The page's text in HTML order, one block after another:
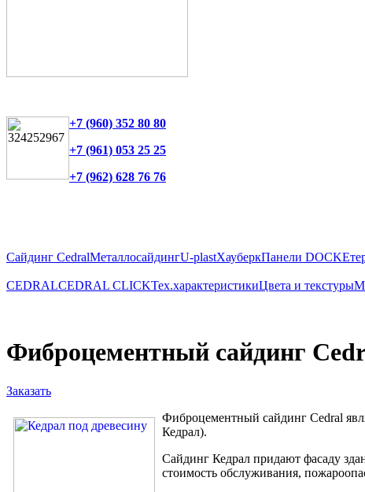
+7 (960) 352 80 80
+7 (961) 053 25 25
+7 (962) 628 76 76
Сайдинг CedralМеталлосайдингU-plastХауберкПанели DOCKE
CEDRALCEDRAL CLICKТех.характеристикиЦвета и текстуры
Фиброцементный сайдинг
Заказать
Фиброцементный сайдинг Cedral
Кедрал).
Сайдинг Кедрал придают фасаду
стоимость обслуживания,